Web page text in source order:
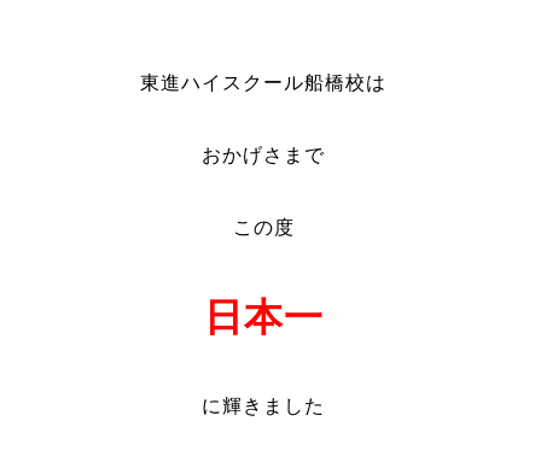
東進ハイスクール船橋校は
おかげさまで
この度
日本一
に輝きました